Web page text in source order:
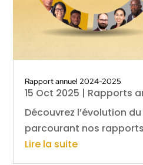
Rapport annuel 2024-2025
15 Oct 2025 | Rapports
Découvrez l’évolution
parcourant nos
Lire la suite